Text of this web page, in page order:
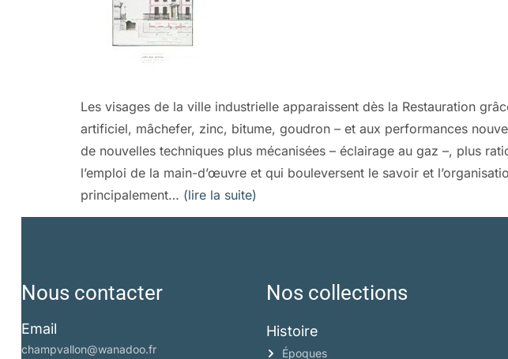
Les visages de la ville industrielle apparaissent dès la Restauration
artificiel, mâchefer, zinc, bitume, goudron – et aux performances
de nouvelles techniques plus mécanisées – éclairage au gaz –, plus
l’emploi de la main-d’œuvre et qui bouleversent le savoir et
principalement… (lire la suite)
Nous contacter
Email
champvallon@wanadoo.fr
Nos collections
Histoire
Époques